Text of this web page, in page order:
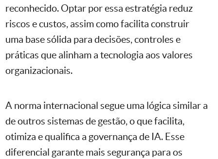
reconhecido. Optar por essa estratégia reduz
riscos e custos, assim como facilita construir
uma base sólida para decisões, controles e
práticas que alinham a tecnologia aos valores
organizacionais.
A norma internacional segue uma lógica similar a
de outros sistemas de gestão, o que facilita,
otimiza e qualifica a governança de IA. Esse
diferencial garante mais segurança para os